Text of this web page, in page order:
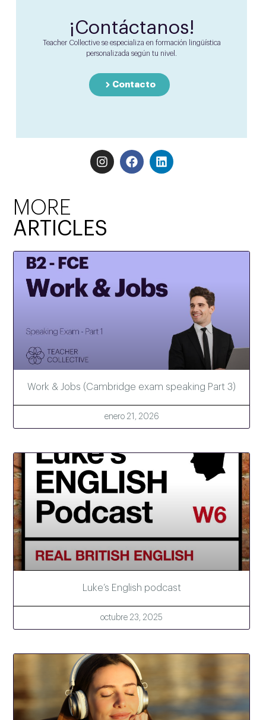
¡Contáctanos!
Teacher Collective se especializa en formación lingüística
personalizada según tu nivel.
Contacto
MORE
ARTICLES
Work & Jobs (Cambridge exam speaking Part 3)
enero 21, 2026
Luke’s English podcast
octubre 23, 2025